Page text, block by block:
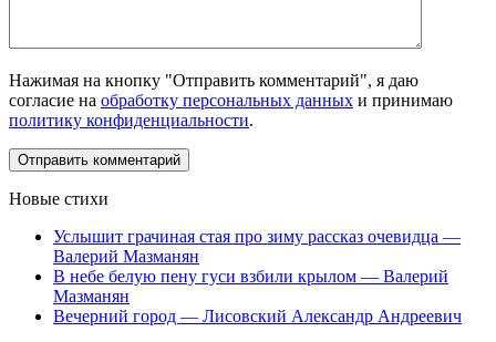
Нажимая на кнопку "Отправить комментарий", я даю
согласие на обработку персональных данных и принимаю
политику конфиденциальности.
Новые стихи
Услышит грачиная стая про зиму рассказ очевидца —
Валерий Мазманян
В небе белую пену гуси взбили крылом — Валерий
Мазманян
Вечерний город — Лисовский Александр Андреевич